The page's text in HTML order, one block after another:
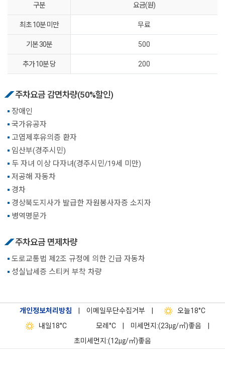
구분 요금(원)
최초 10분 미만 무료
기본 30분 500
추가 10분 당 200
주차요금 감면차량(50%할인)
장애인
국가유공자
고엽제후유의증 환자
임산부(경주시민)
두 자녀 이상 다자녀(경주시민/19세 미만)
저공해 자동차
경차
경상북도지사가 발급한 자원봉사자증 소지자
병역명문가
주차요금 면제차량
도로교통법 제2조 규정에 의한 긴급 자동차
성실납세증 스티커 부착 차량
개인정보처리방침 이메일무단수집거부 오늘18°C
내일18°C 모레 °C 미세먼지:(23㎍/㎥)좋음
초미세먼지:(12㎍/㎥)좋음